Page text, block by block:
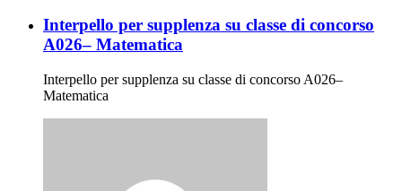
Interpello per supplenza su classe di concorso
A026– Matematica
Interpello per supplenza su classe di concorso A026–
Matematica